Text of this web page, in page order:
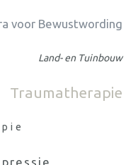
voor Bewustwording
Land- en Tuinbouw
Traumatherapie